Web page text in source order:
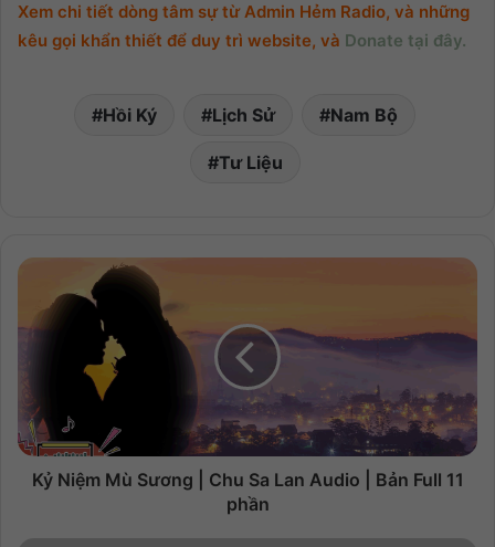
Xem chi tiết dòng tâm sự từ Admin Hẻm Radio, và những
kêu gọi khẩn thiết để duy trì website, và Donate tại đây.
Hồi Ký Lịch Sử Nam Bộ
Tư Liệu
Kỷ Niệm Mù Sương | Chu Sa Lan Audio | Bản Full 11
phần